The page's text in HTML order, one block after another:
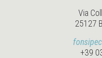
Via
25127
+39